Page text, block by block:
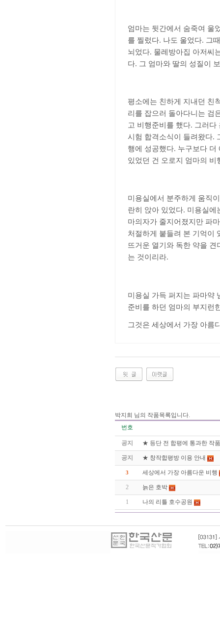
엄마는 뒷간에서 숨죽여 울
를 찔렀다. 나도 울었다. 그
뇌었다. 물레방아집 아저씨
다. 그 엄마와 딸의 성질이
평소에는 친하게 지내던 친
리를 잡으러 돌아다니는 검
고 비행준비를 했다. 그러다
시험 합격소식이 들려왔다.
행에 성공했다. 누구보다 더
있었던 건 오로지 엄마의 비
미용실에서 분주하게 움직
란히 앉아 있었다. 미용실에
마의자가 줄지어졌지만 파
처절하게 붙들려 본 기억이
뜨거운 열기와 독한 약을 견
는 것이리라.
미용실 가득 퍼지는 파마약
준비를 하던 엄마의 부지런
그것은 세상에서 가장 아름
박지희 님의 작품목록입니다.
번호
공지 ★ 등단 전 합평에 통과한 작
공지 ★ 창작합평방 이용 안내
3 세상에서 가장 아름다운 비행
2 늙은 호박
1 나의 리틀 호수공원